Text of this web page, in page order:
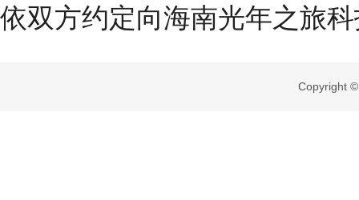
依双方约定向海南光年之旅
Copyright